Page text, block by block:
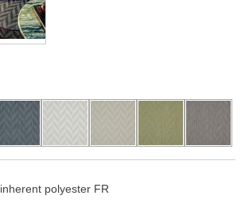
inherent polyester FR